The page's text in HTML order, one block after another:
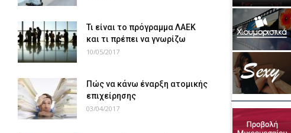
Τι είναι το πρόγραμμα ΛΑΕΚ
και τι πρέπει να γνωρίζω
10/05/2017
Πώς να κάνω έναρξη ατομικής
επιχείρησης
03/04/2017